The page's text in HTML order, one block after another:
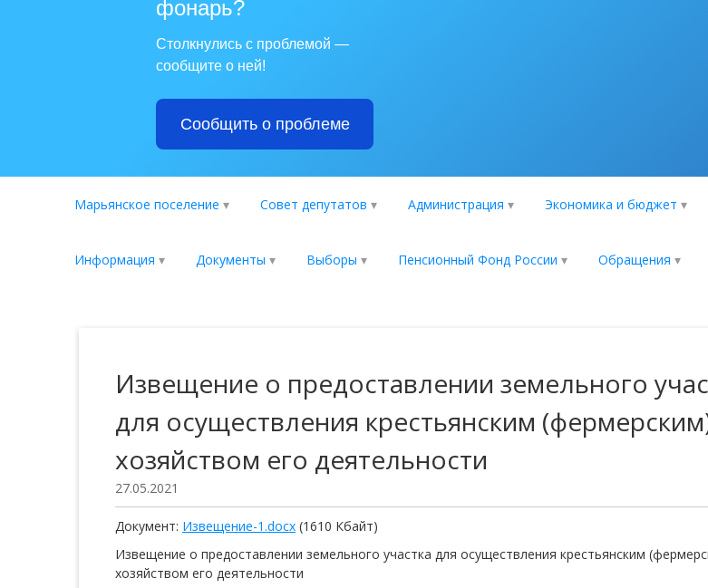
фонарь?
Столкнулись с проблемой —
сообщите о ней!
Сообщить о проблеме
Марьянское поселение Совет депутатов Администрация Экономика и бюджет
Информация Документы Выборы Пенсионный Фонд России Обращения
Извещение о предоставлении земельного
для осуществления крестьянским
хозяйством его деятельности
27.05.2021
Документ: Извещение-1.docx (1610 Кбайт)
Извещение о предоставлении земельного участка для осуществления крестьянским
хозяйством его деятельности